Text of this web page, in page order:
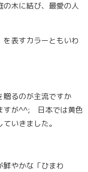
木に結び、最愛の人
表すカラーともいわ
贈るのが主流ですか
すが^^; 日本では黄色
いきました。
鮮やかな「ひまわ